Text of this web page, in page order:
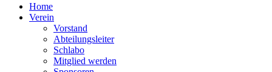
Home
Verein
Vorstand
Abteilungsleiter
Schlabo
Mitglied werden